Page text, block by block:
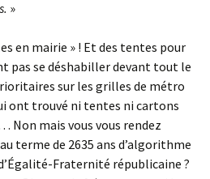
»
en mairie » ! Et des tentes pour
pas se déshabiller devant tout le
sur les grilles de métro
ont trouvé ni tentes ni cartons
Non mais vous vous rendez
terme de 2635 ans d’algorithme
Fraternité républicaine ?